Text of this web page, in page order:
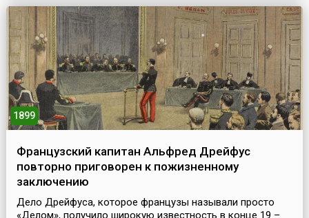
нас, —Так, весь обвеян д...
1899
Французский капитан Альфред Дрейфус
повторно приговорен к пожизненному
заключению
Дело Дрейфуса, которое французы называли просто
«Делом», получило широкую известность в конце 19 –